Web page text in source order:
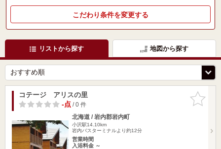
こだわり条件を変更する
リストから探す 地図から探す
お気に入
りに追加
コテージ アリスの里
-点/ 0 件
北海道 / 岩内郡岩内町
小沢駅14.10km
岩内バスターミナルより約12分
営業時間
入浴料金 ～